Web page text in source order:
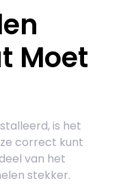
Moet
is het
correct kunt
van het
stekker.